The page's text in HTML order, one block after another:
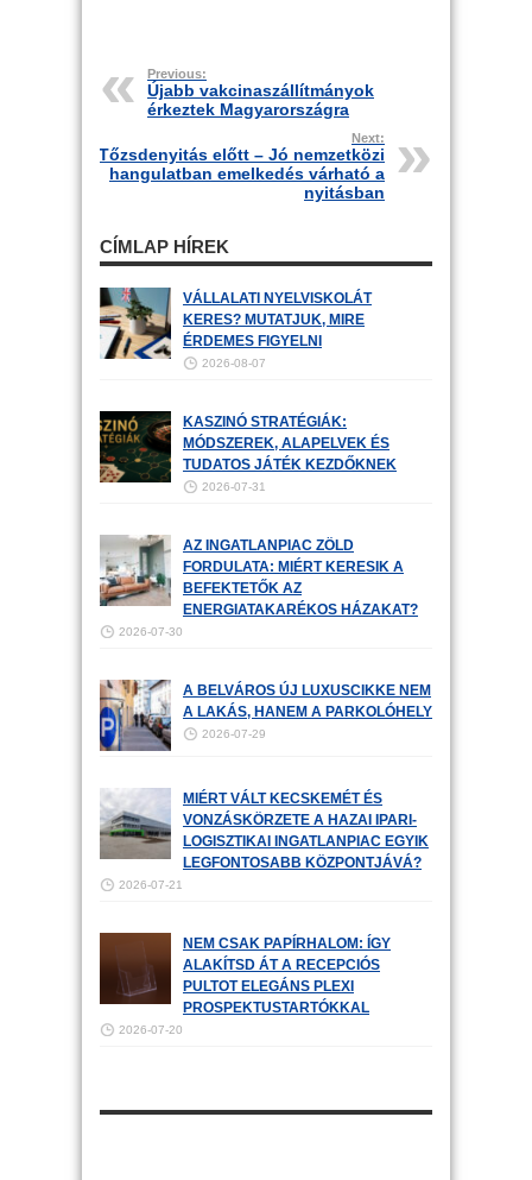
Previous:
Újabb vakcinaszállítmányok
érkeztek Magyarországra
Next:
Tőzsdenyitás előtt – Jó nemzetközi
hangulatban emelkedés várható a
nyitásban
CÍMLAP HÍREK
VÁLLALATI NYELVISKOLÁT
KERES? MUTATJUK, MIRE
ÉRDEMES FIGYELNI
2026-08-07
KASZINÓ STRATÉGIÁK:
MÓDSZEREK, ALAPELVEK ÉS
TUDATOS JÁTÉK KEZDŐKNEK
2026-07-31
AZ INGATLANPIAC ZÖLD
FORDULATA: MIÉRT KERESIK A
BEFEKTETŐK AZ
ENERGIATAKARÉKOS HÁZAKAT?
2026-07-30
A BELVÁROS ÚJ LUXUSCIKKE NEM
A LAKÁS, HANEM A PARKOLÓHELY
2026-07-29
MIÉRT VÁLT KECSKEMÉT ÉS
VONZÁSKÖRZETE A HAZAI IPARI-
LOGISZTIKAI INGATLANPIAC EGYIK
LEGFONTOSABB KÖZPONTJÁVÁ?
2026-07-21
NEM CSAK PAPÍRHALOM: ÍGY
ALAKÍTSD ÁT A RECEPCIÓS
PULTOT ELEGÁNS PLEXI
PROSPEKTUSTARTÓKKAL
2026-07-20